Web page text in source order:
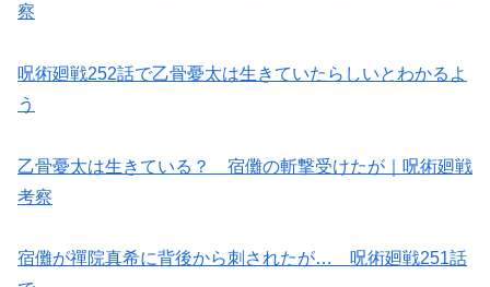
察
呪術廻戦252話で乙骨憂太は生きていたらしいとわかるよ
う
乙骨憂太は生きている？ 宿儺の斬撃受けたが｜呪術廻戦
考察
宿儺が禪院真希に背後から刺されたが… 呪術廻戦251話